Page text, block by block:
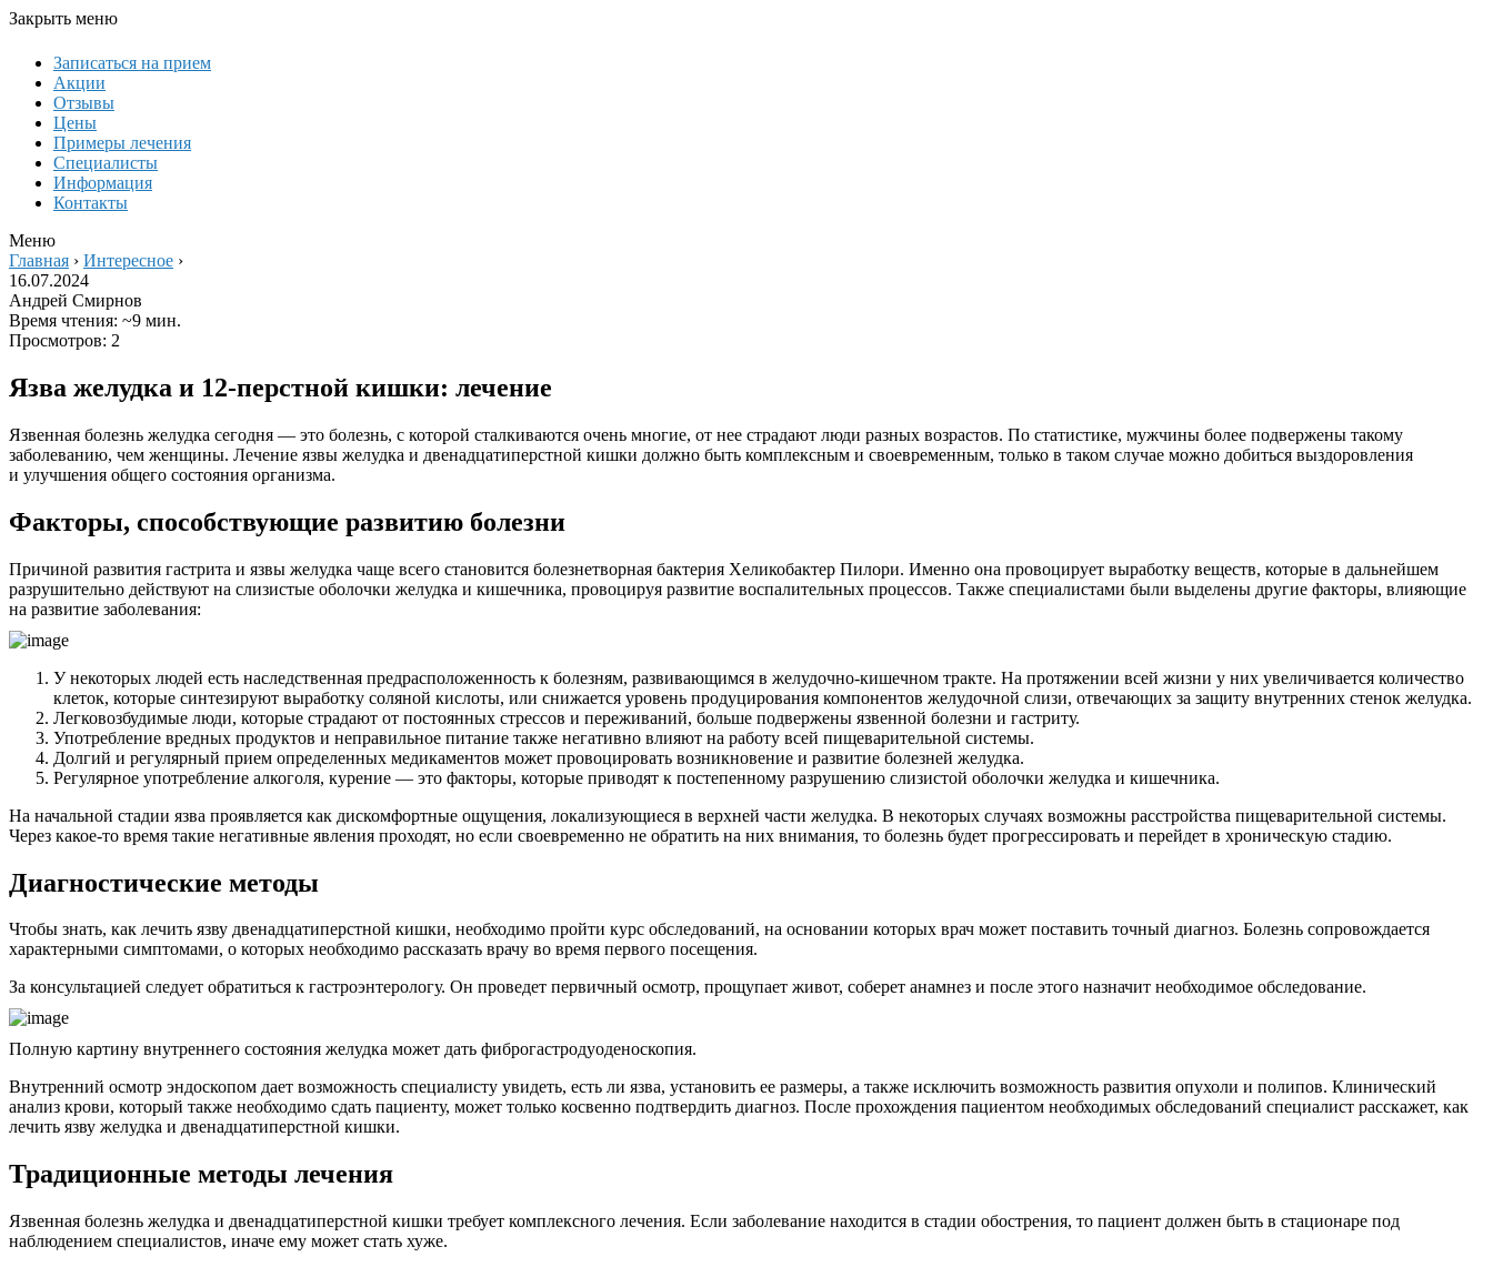
Закрыть меню
Записаться на прием
Акции
Отзывы
Цены
Примеры лечения
Специалисты
Информация
Контакты
Меню
Главная › Интересное ›
16.07.2024
Андрей Смирнов
Время чтения: ~9 мин.
Просмотров: 2
Язва желудка и 12-перстной кишки: лечение
Язвенная болезнь желудка сегодня — это болезнь, с которой сталкиваются очень многие, от нее страдают люди разных возрастов. По статистике, мужчины более подвержены такому
заболеванию, чем женщины. Лечение язвы желудка и двенадцатиперстной кишки должно быть комплексным и своевременным, только в таком случае можно добиться выздоровления
и улучшения общего состояния организма.
Факторы, способствующие развитию болезни
Причиной развития гастрита и язвы желудка чаще всего становится болезнетворная бактерия Хеликобактер Пилори. Именно она провоцирует выработку веществ, которые в дальнейшем
разрушительно действуют на слизистые оболочки желудка и кишечника, провоцируя развитие воспалительных процессов. Также специалистами были выделены другие факторы, влияющие
на развитие заболевания:
У некоторых людей есть наследственная предрасположенность к болезням, развивающимся в желудочно-кишечном тракте. На протяжении всей жизни у них увеличивается количество
клеток, которые синтезируют выработку соляной кислоты, или снижается уровень продуцирования компонентов желудочной слизи, отвечающих за защиту внутренних стенок желудка.
Легковозбудимые люди, которые страдают от постоянных стрессов и переживаний, больше подвержены язвенной болезни и гастриту.
Употребление вредных продуктов и неправильное питание также негативно влияют на работу всей пищеварительной системы.
Долгий и регулярный прием определенных медикаментов может провоцировать возникновение и развитие болезней желудка.
Регулярное употребление алкоголя, курение — это факторы, которые приводят к постепенному разрушению слизистой оболочки желудка и кишечника.
На начальной стадии язва проявляется как дискомфортные ощущения, локализующиеся в верхней части желудка. В некоторых случаях возможны расстройства пищеварительной системы.
Через какое-то время такие негативные явления проходят, но если своевременно не обратить на них внимания, то болезнь будет прогрессировать и перейдет в хроническую стадию.
Диагностические методы
Чтобы знать, как лечить язву двенадцатиперстной кишки, необходимо пройти курс обследований, на основании которых врач может поставить точный диагноз. Болезнь сопровождается
характерными симптомами, о которых необходимо рассказать врачу во время первого посещения.
За консультацией следует обратиться к гастроэнтерологу. Он проведет первичный осмотр, прощупает живот, соберет анамнез и после этого назначит необходимое обследование.
Полную картину внутреннего состояния желудка может дать фиброгастродуоденоскопия.
Внутренний осмотр эндоскопом дает возможность специалисту увидеть, есть ли язва, установить ее размеры, а также исключить возможность развития опухоли и полипов. Клинический
анализ крови, который также необходимо сдать пациенту, может только косвенно подтвердить диагноз. После прохождения пациентом необходимых обследований специалист расскажет, как
лечить язву желудка и двенадцатиперстной кишки.
Традиционные методы лечения
Язвенная болезнь желудка и двенадцатиперстной кишки требует комплексного лечения. Если заболевание находится в стадии обострения, то пациент должен быть в стационаре под
наблюдением специалистов, иначе ему может стать хуже.